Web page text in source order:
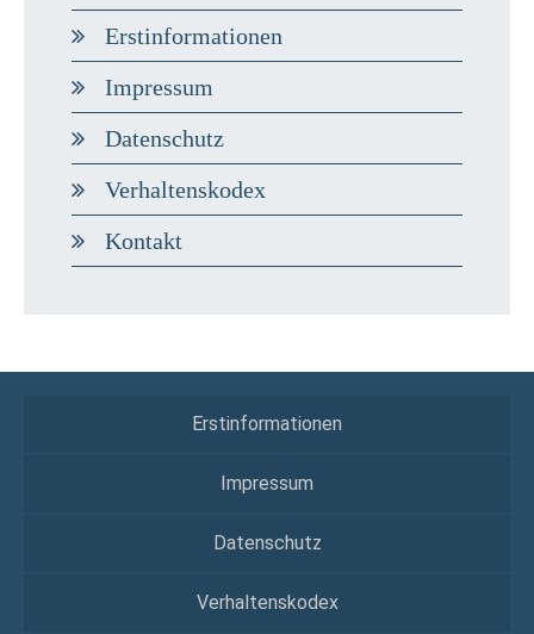
Erstinformationen
Impressum
Datenschutz
Verhaltenskodex
Kontakt
Erstinformationen
Impressum
Datenschutz
Verhaltenskodex